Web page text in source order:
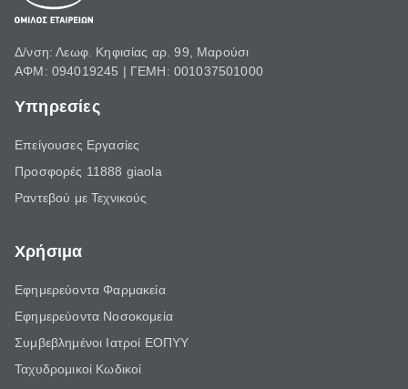
Δ/νση: Λεωφ. Κηφισίας αρ. 99, Μαρούσι
ΑΦΜ: 094019245 | ΓΕΜΗ: 001037501000
Υπηρεσίες
Επείγουσες Εργασίες
Προσφορές 11888 giaola
Ραντεβού με Τεχνικούς
Χρήσιμα
Εφημερεύοντα Φαρμακεία
Εφημερεύοντα Νοσοκομεία
Συμβεβλημένοι Ιατροί ΕΟΠΥΥ
Ταχυδρομικοί Κωδικοί